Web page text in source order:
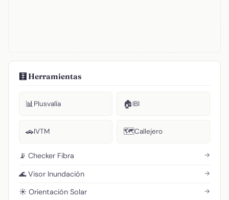
🧮 Herramientas
📊Plusvalía 🏠IBI
🚗IVTM 🗺️Callejero
📡 Checker Fibra →
🌊 Visor Inundación →
☀️ Orientación Solar →